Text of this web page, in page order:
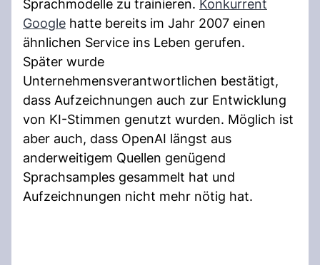
Sprachmodelle zu trainieren. Konkurrent
Google hatte bereits im Jahr 2007 einen
ähnlichen Service ins Leben gerufen.
Später wurde
Unternehmensverantwortlichen bestätigt,
dass Aufzeichnungen auch zur Entwicklung
von KI-Stimmen genutzt wurden. Möglich ist
aber auch, dass OpenAI längst aus
anderweitigem Quellen genügend
Sprachsamples gesammelt hat und
Aufzeichnungen nicht mehr nötig hat.